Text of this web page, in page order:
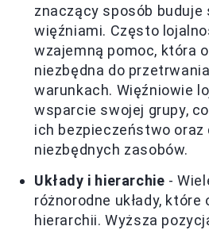
znaczący sposób buduje
więźniami. Często
wzajemną pomoc, która
niezbędna do
warunkach. Więźniowie
wsparcie swojej grupy,
ich bezpieczeństwo oraz
niezbędnych zasobów.
Układy i hierarchie -
różnorodne układy, które
hierarchii. Wyższa